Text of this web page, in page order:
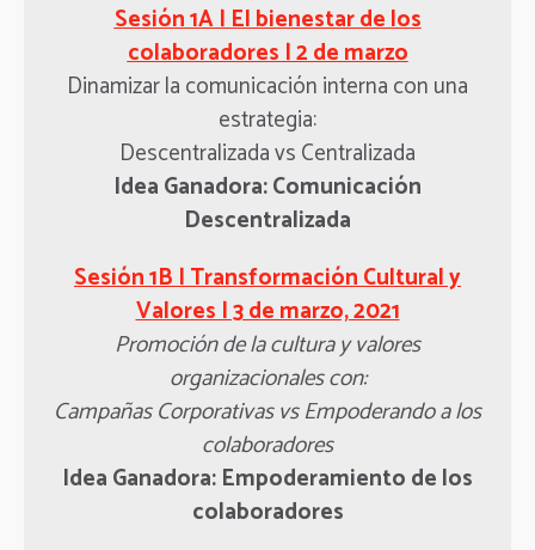
Sesión 1A | El bienestar de los
colaboradores | 2 de marzo
Dinamizar la comunicación interna con una
estrategia:
Descentralizada vs Centralizada
Idea Ganadora: Comunicación
Descentralizada
Sesión 1B | Transformación Cultural y
Valores | 3 de marzo, 2021
Promoción de la cultura y valores
organizacionales con:
Campañas Corporativas vs Empoderando a los
colaboradores
Idea Ganadora: Empoderamiento de los
colaboradores